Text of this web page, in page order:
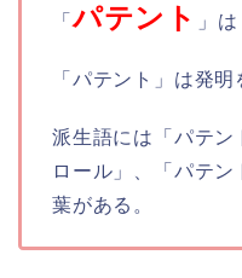
「パテント 」
「パテント」は発
派生語には「パテン
ロール」、「パテ
葉がある。